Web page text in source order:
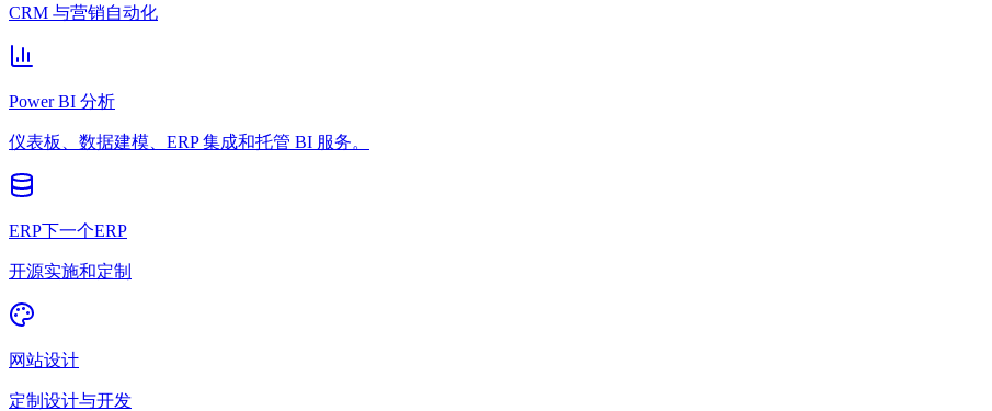
CRM 与营销自动化
Power BI 分析
仪表板、数据建模、ERP 集成和托管 BI 服务。
ERP下一个ERP
开源实施和定制
网站设计
定制设计与开发